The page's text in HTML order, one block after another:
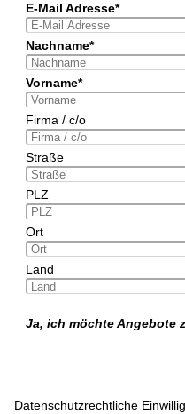
E-Mail Adresse*
Nachname*
Vorname*
Firma / c/o
Straße
PLZ
Ort
Land
Ja, ich möchte Angebote
Datenschutzrechtliche